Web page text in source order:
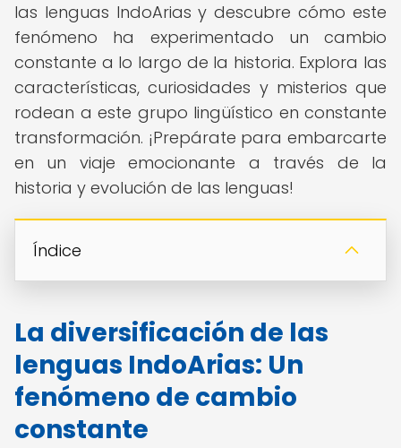
las lenguas IndoArias y descubre cómo este
fenómeno ha experimentado un cambio
constante a lo largo de la historia. Explora las
características, curiosidades y misterios que
rodean a este grupo lingüístico en constante
transformación. ¡Prepárate para embarcarte
en un viaje emocionante a través de la
historia y evolución de las lenguas!
Índice
La diversificación de las
lenguas IndoArias: Un
fenómeno de cambio
constante